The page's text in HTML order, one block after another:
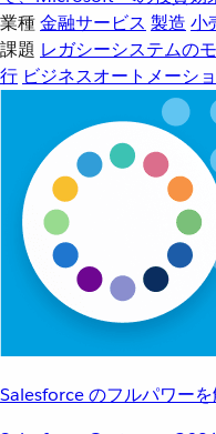
業種金融サービス 製造 小
課題 レガシーシステムの
行 ビジネスオートメーシ
Salesforce のフルパワー